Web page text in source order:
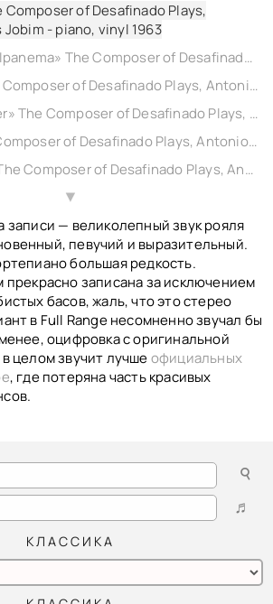
Composer of Desafinado Plays,
- piano, vinyl 1963
«The Girl from Ipanema» The Composer of Desafinado Plays, Antonio Carlos Jobim - piano, vinyl 1963
«O Morro» The Composer of Desafinado Plays, Antonio Carlos Jobim - piano, vinyl 1963
«Agua De Beber» The Composer of Desafinado Plays, Antonio Carlos Jobim - piano, vinyl 1963
«Favela» The Composer of Desafinado Plays, Antonio Carlos Jobim - piano, vinyl 1963
«Insensatez» The Composer of Desafinado Plays, Antonio Carlos Jobim - piano, vinyl 1963
«Jazz Samba» The Composer of Desafinado Plays, Antonio Carlos Jobim - piano, vinyl 1963
▲
записи — великолепный звук рояля
певучий и выразительный.
большая редкость.
прекрасно записана за исключением
басов, жаль, что это стерео
в Full Range несомненно звучал бы
оцифровка с оригинальной
целом звучит лучшеофициальных
, где потеряна часть красивых
☌
♬
КЛАССИКА